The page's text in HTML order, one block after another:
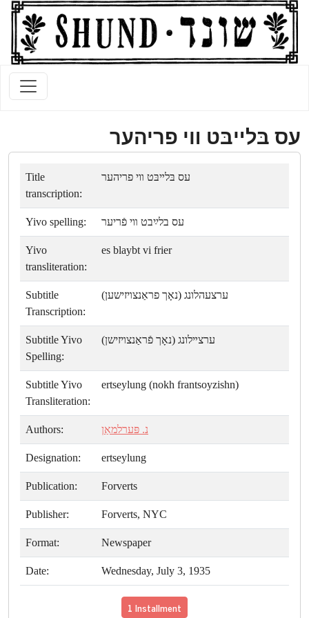
עס בּלײבּט װי פריהער
Title
transcription:
עס בּלײבּט װי פריהער
Yivo spelling: עס בלײַבט װי פֿריער
Yivo
transliteration:
es blaybt vi frier
Subtitle
Transcription:
ערצעהלונג (נאָך פראַנצױזישען)
Subtitle Yivo
Spelling:
ערצײלונג (נאָך פֿראַנצױזישן)
Subtitle Yivo
Transliteration:
ertseylung (nokh frantsoyzishn)
Authors: נ. פּערלמאַן
Designation: ertseylung
Publication: Forverts
Publisher: Forverts, NYC
Format: Newspaper
Date: Wednesday, July 3, 1935
1 Installment